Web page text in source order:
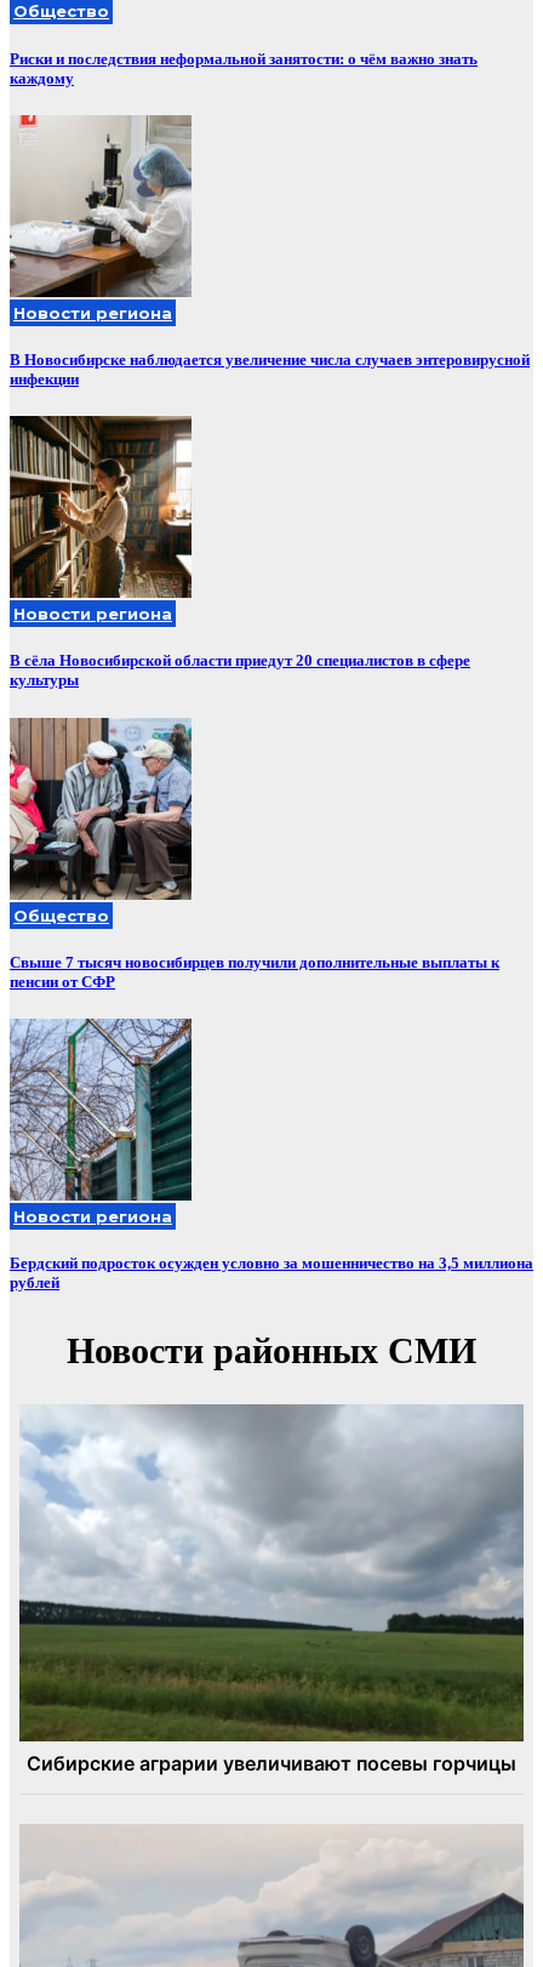
Общество
Риски и последствия неформальной занятости: о чём важно знать
каждому
Новости региона
В Новосибирске наблюдается увеличение числа случаев энтеровирусной
инфекции
Новости региона
В сёла Новосибирской области приедут 20 специалистов в сфере
культуры
Общество
Свыше 7 тысяч новосибирцев получили дополнительные выплаты к
пенсии от СФР
Новости региона
Бердский подросток осужден условно за мошенничество на 3,5 миллиона
рублей